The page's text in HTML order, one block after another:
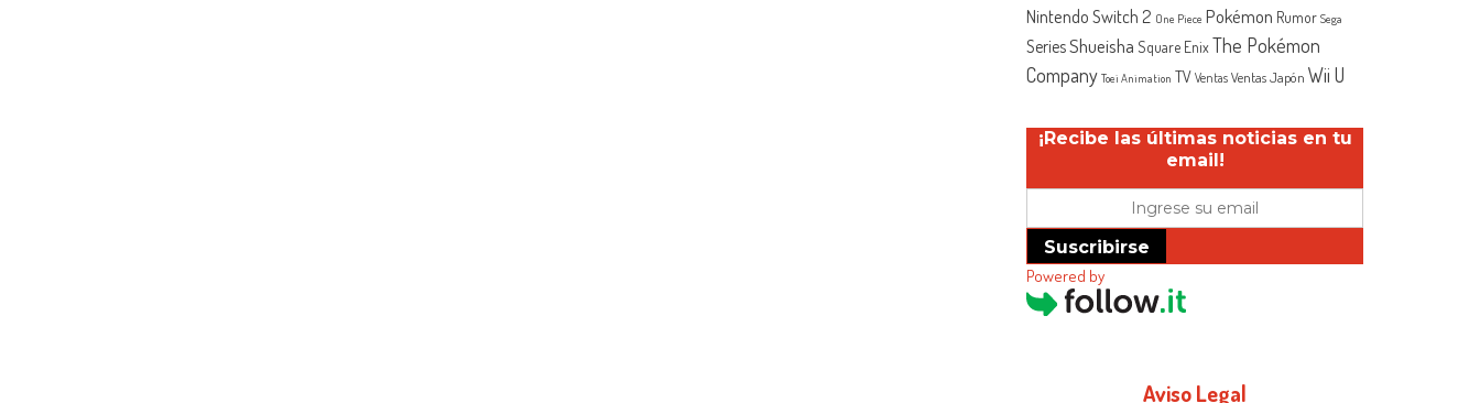
Nintendo Switch 2 One Piece Pokémon Rumor Sega
SeriesShueisha Square EnixThe Pokémon
Company Toei Animation TV Ventas Ventas Japón Wii U
¡Recibe las últimas noticias en tu
email!
Suscribirse
Powered by
Aviso Legal